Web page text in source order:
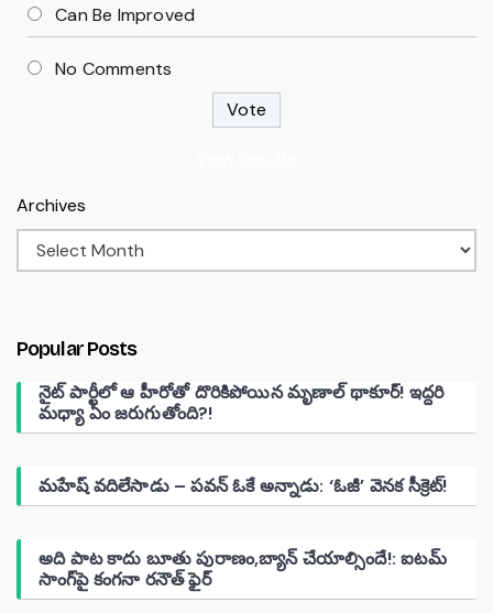
Can Be Improved
No Comments
Archives
Popular Posts
నైట్ పార్టీలో ఆ హీరోతో దొరికిపోయిన మృణాల్ థాకూర్! ఇద్దరి
మధ్యా ఏం జరుగుతోంది?!
మహేష్ వదిలేసాడు – పవన్ ఓకే అన్నాడు: ‘ఓజీ’ వెనక సీక్రెట్!
అది పాట కాదు బూతు పురాణం,బ్యాన్ చేయాల్సిందే!: ఐటమ్
సాంగ్‌పై కంగనా రనౌత్ ఫైర్